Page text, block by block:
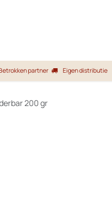
partner Eigen distributie
200 gr